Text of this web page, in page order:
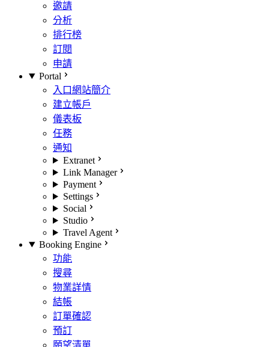
邀請
分析
排行榜
訂閱
申請
Portal
入口網站簡介
建立帳戶
儀表板
任務
通知
Extranet
Link Manager
Payment
Settings
Social
Studio
Travel Agent
Booking Engine
功能
搜尋
物業詳情
結帳
訂單確認
預訂
願望清單